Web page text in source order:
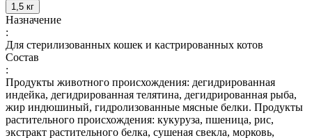
1,5 кг
Назначение
:
Для стерилизованных кошек и кастрированных котов
Состав
:
Продукты животного происхождения: дегидрированная
индейка, дегидрированная телятина, дегидрированная рыба,
жир индюшиный, гидролизованные мясные белки. Продукты
растительного происхождения: кукуруза, пшеница, рис,
экстракт растительного белка, сушеная свекла, морковь,